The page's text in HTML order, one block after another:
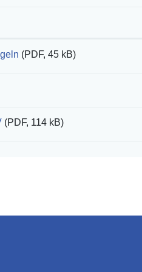
(PDF, 45 kB)
(PDF, 114 kB)